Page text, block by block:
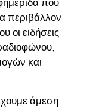
περιβάλλον
οι ειδήσεις
και
άμεση